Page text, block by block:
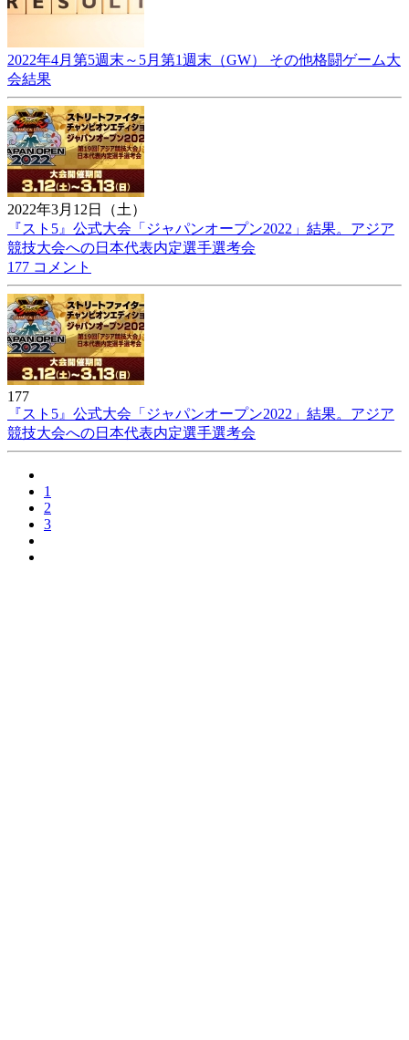
2022年4月第5週末～5月第1週末（GW） その他格闘ゲーム大
会結果
2022年3月12日（土）
『スト5』公式大会「ジャパンオープン2022」結果。アジア
競技大会への日本代表内定選手選考会
177 コメント
177
『スト5』公式大会「ジャパンオープン2022」結果。アジア
競技大会への日本代表内定選手選考会
1
2
3